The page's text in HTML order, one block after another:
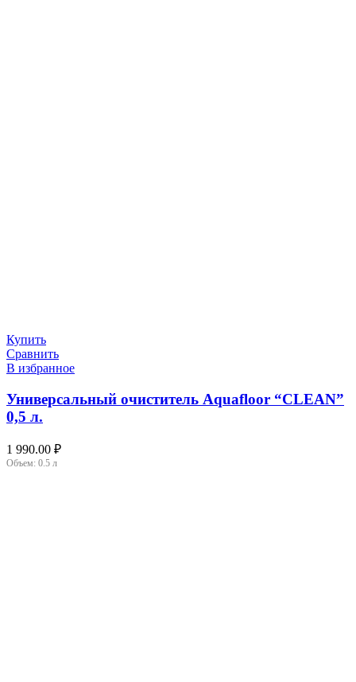
Купить
Сравнить
В избранное
Универсальный очиститель Aquafloor “CLEAN”
0,5 л.
1 990.00 ₽
Объем: 0.5 л